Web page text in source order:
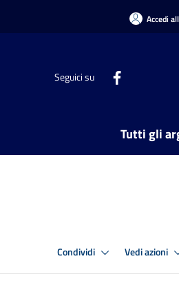
Accedi
Seguici su
Tutti gli
Condividi Vedi azioni